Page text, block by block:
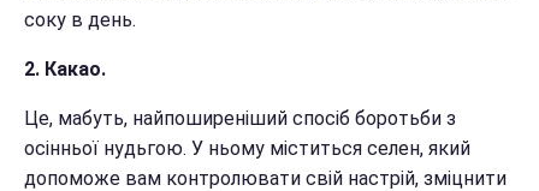
соку в день.
2. Какао.
Це, мабуть, найпоширеніший спосіб боротьби з
осінньої нудьгою. У ньому міститься селен, який
допоможе вам контролювати свій настрій, зміцнити